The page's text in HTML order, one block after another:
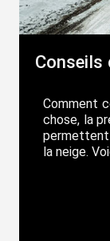
Conseils
Comment
chose, la
permettent
la neige.